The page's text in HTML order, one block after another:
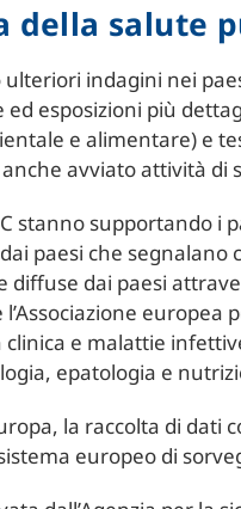
della salute
ulteriori indagini nei
ed esposizioni più
e alimentare) e
avviato attività di
stanno supportando
paesi che segnalano
dai paesi
e malattie
epatologia e
la raccolta di dati
europeo di